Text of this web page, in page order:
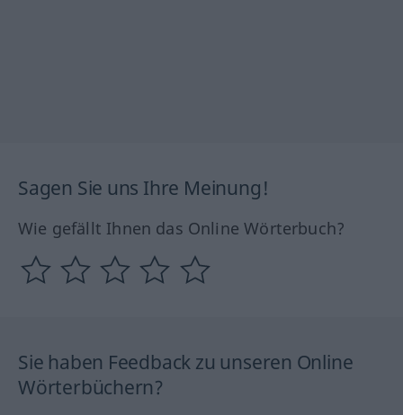
Sagen Sie uns Ihre Meinung!
Wie gefällt Ihnen das Online Wörterbuch?
Sie haben Feedback zu unseren Online
Wörterbüchern?